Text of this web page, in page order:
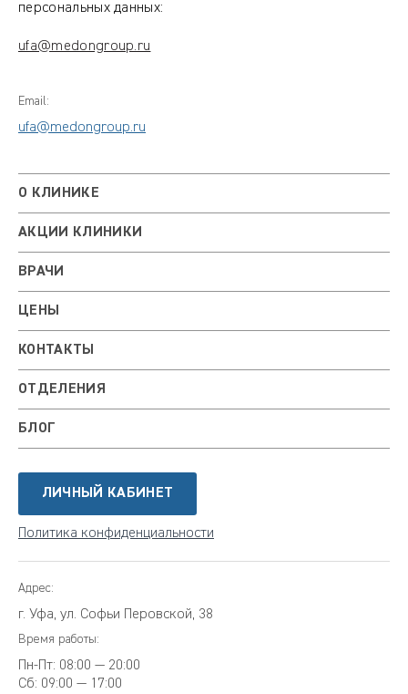
персональных данных:
ufa@medongroup.ru
Email:
ufa@medongroup.ru
О КЛИНИКЕ
АКЦИИ КЛИНИКИ
ВРАЧИ
ЦЕНЫ
КОНТАКТЫ
ОТДЕЛЕНИЯ
БЛОГ
ЛИЧНЫЙ КАБИНЕТ
Политика конфиденциальности
Адрес:
г. Уфа, ул. Софьи Перовской, 38
Время работы:
Пн-Пт: 08:00 — 20:00
Сб: 09:00 — 17:00